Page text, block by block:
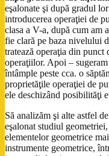
eşalonate şi după gradul
introducerea operaţiei de
clasa a V-a, după cum am
fie clară pe baza nivelului
tratează operaţia din punct
operaţiilor. Apoi –
întâmple peste cca. o
proprietăţile operaţiei de
ele deschizând posibilităţi
Să analizăm şi alte astfel
eşalonat studiul
elementelor geometrice
instrumente geometrice,